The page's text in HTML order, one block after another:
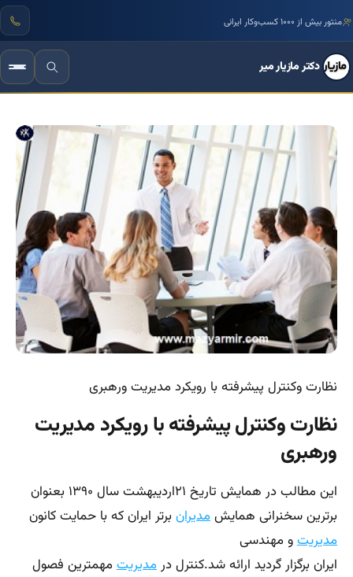
مرجع تخصصی زبان بدن و فنون مذاکره ایران
دکتر مازیار میر
نظارت وکنترل پیشرفته با رویکرد مدیریت ورهبری
نظارت وکنترل پیشرفته با رویکرد مدیریت
ورهبری
این مطالب در همایش تاریخ ۲۱اردیبهشت سال ۱۳۹۰ بعنوان
برترین سخنرانی همایشمدیرانبرتر ایران که با حمایت کانون
مدیریتو مهندسی
ایران برگزار گردید ارائه شد.کنترل در مدیریتمهمترین فصول